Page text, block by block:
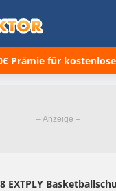
Prämie für
Basketballschuhe